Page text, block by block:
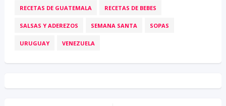
RECETAS DE GUATEMALA RECETAS DE BEBES
SALSAS Y ADEREZOS SEMANA SANTA SOPAS
URUGUAY VENEZUELA